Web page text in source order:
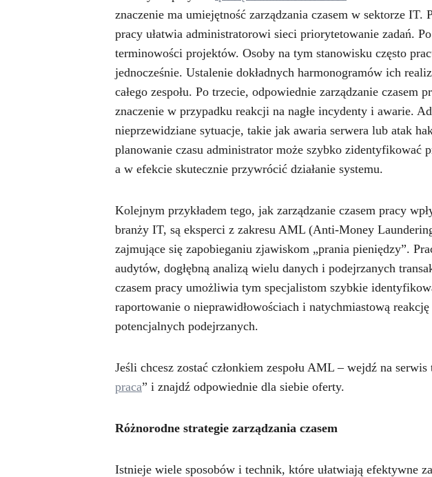
znaczenie ma umiejętność zarządzania czasem w sektorze IT.
pracy ułatwia administratorowi sieci priorytetowanie zadań.
terminowości projektów. Osoby na tym stanowisku często
jednocześnie. Ustalenie dokładnych harmonogramów ich
całego zespołu. Po trzecie, odpowiednie zarządzanie czasem
znaczenie w przypadku reakcji na nagłe incydenty i awarie.
nieprzewidziane sytuacje, takie jak awaria serwera lub atak
planowanie czasu administrator może szybko zidentyfikować
a w efekcie skutecznie przywrócić działanie systemu.
Kolejnym przykładem tego, jak zarządzanie czasem pracy
branży IT, są eksperci z zakresu AML (Anti-Money
zajmujące się zapobieganiu zjawiskom „prania pieniędzy”.
audytów, dogłębną analizą wielu danych i podejrzanych
czasem pracy umożliwia tym specjalistom szybkie
raportowanie o nieprawidłowościach i natychmiastową
potencjalnych podejrzanych.
Jeśli chcesz zostać członkiem zespołu AML – wejdź na
praca” i znajdź odpowiednie dla siebie oferty.
Różnorodne strategie zarządzania czasem
Istnieje wiele sposobów i technik, które ułatwiają efektywne